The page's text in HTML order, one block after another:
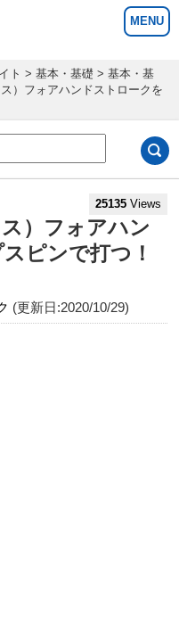
ト >基本・基礎 >基本・基
）フォアハンドストロークを
25135 Views
）フォアハン
ピンで打つ！
(更新日:2020/10/29)